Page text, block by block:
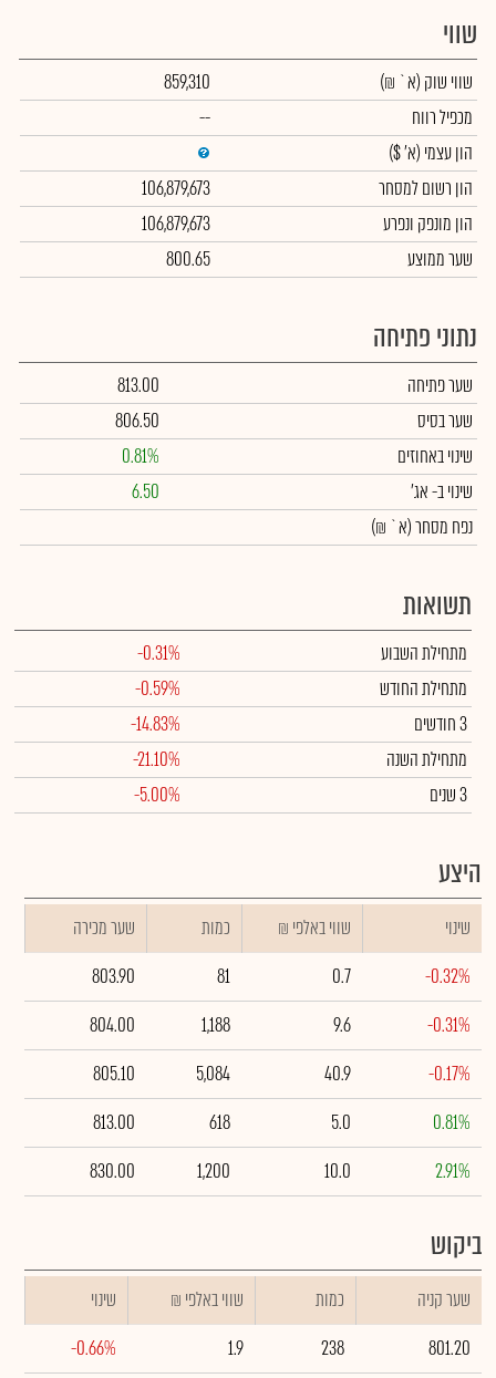
שווי
שווי שוק (א` ₪)
859,310
מכפיל רווח
--
הון עצמי (א' $)
הון רשום למסחר
106,879,673
הון מונפק ונפרע
106,879,673
שער ממוצע
800.65
נתוני פתיחה
שער פתיחה
813.00
שער בסיס
806.50
שינוי באחוזים
0.81%
שינויב- אג'
6.50
נפח מסחר(א` ₪)
תשואות
מתחילת השבוע
-0.31%
מתחילת החודש
-0.59%
3 חודשים
-14.83%
מתחילת השנה
-21.10%
3 שנים
-5.00%
היצע
שינוי ₪ שווי באלפי כמות
שער מכירה
-0.32%
0.7
81
803.90
-0.31%
9.6
1,188
804.00
-0.17%
40.9
5,084
805.10
0.81%
5.0
618
813.00
2.91%
10.0
1,200
830.00
ביקוש
שער קניה כמות ₪ שווי באלפי
שינוי
801.20
238
1.9
-0.66%